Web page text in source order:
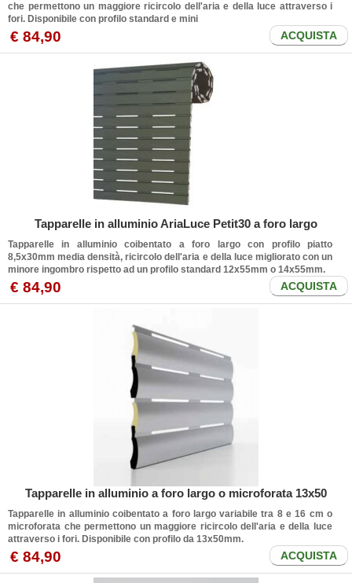
che permettono un maggiore ricircolo dell'aria e della luce attraverso i
fori. Disponibile con profilo standard e mini
€ 84,90 ACQUISTA
Tapparelle in alluminio AriaLuce Petit30 a foro largo
Tapparelle in alluminio coibentato a foro largo con profilo piatto
8,5x30mm media densità, ricircolo dell'aria e della luce migliorato con un
minore ingombro rispetto ad un profilo standard 12x55mm o 14x55mm.
€ 84,90 ACQUISTA
Tapparelle in alluminio a foro largo o microforata 13x50
Tapparelle in alluminio coibentato a foro largo variabile tra 8 e 16 cm o
microforata che permettono un maggiore ricircolo dell'aria e della luce
attraverso i fori. Disponibile con profilo da 13x50mm.
€ 84,90 ACQUISTA